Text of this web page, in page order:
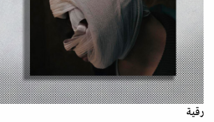
رقية